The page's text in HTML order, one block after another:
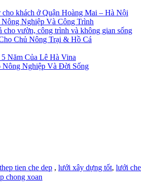
khách ở Quận Hoàng Mai – Hà Nội
Nghiệp Và Công Trình
vườn, công trình và không gian sống
Chủ Nông Trại & Hồ Cá
Năm Của Lê Hà Vina
Nông Nghiệp Và Đời Sống
tien che dep , lưới xây dựng tốt, lưới
chong xoan